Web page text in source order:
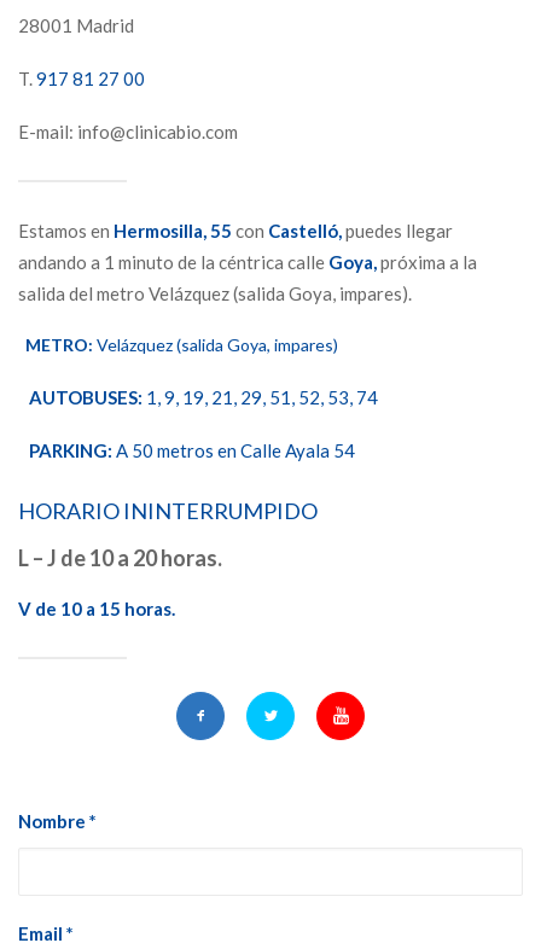
28001 Madrid
T.917 81 27 00
E-mail: info@clinicabio.com
Estamos en Hermosilla,55 con Castelló,puedes llegar
andando a 1 minuto de la céntrica calle Goya,próxima a la
salida del metro Velázquez (salida Goya, impares).
METRO: Velázquez (salida Goya, impares)
AUTOBUSES: 1, 9, 19, 21, 29, 51, 52, 53, 74
PARKING: A 50 metros en Calle Ayala 54
HORARIO ININTERRUMPIDO
L – J de 10 a 20 horas.
V de 10 a 15 horas.
Nombre *
Email *